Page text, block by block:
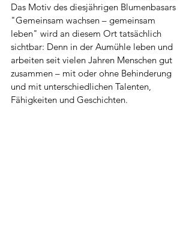
Das Motiv des diesjährigen Blumenbasars
"Gemeinsam wachsen – gemeinsam
leben" wird an diesem Ort tatsächlich
sichtbar: Denn in der Aumühle leben und
arbeiten seit vielen Jahren Menschen gut
zusammen – mit oder ohne Behinderung
und mit unterschiedlichen Talenten,
Fähigkeiten und Geschichten.